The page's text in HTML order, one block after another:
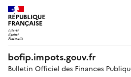
RÉPUBLIQUE
FRANÇAISE
bofip.impots.gouv.fr
Bulletin Officiel des Finances